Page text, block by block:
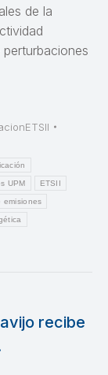
de la
UPM ETSII
emisiones
recibe